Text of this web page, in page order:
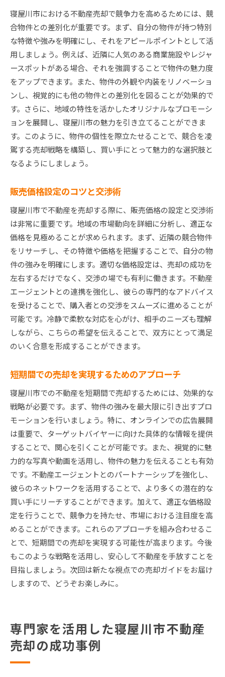
寝屋川市における不動産売却で競争力を高めるためには、競
合物件との差別化が重要です。まず、自分の物件が持つ特別
な特徴や強みを明確にし、それをアピールポイントとして活
用しましょう。例えば、近隣に人気のある商業施設やレジャ
ースポットがある場合、それを強調することで物件の魅力度
をアップできます。また、物件の外観や内装をリノベーショ
ンし、視覚的にも他の物件との差別化を図ることが効果的で
す。さらに、地域の特性を活かしたオリジナルなプロモーシ
ョンを展開し、寝屋川市の魅力を引き立てることができま
す。このように、物件の個性を際立たせることで、競合を凌
駕する売却戦略を構築し、買い手にとって魅力的な選択肢と
なるようにしましょう。
販売価格設定のコツと交渉術
寝屋川市で不動産を売却する際に、販売価格の設定と交渉術
は非常に重要です。地域の市場動向を詳細に分析し、適正な
価格を見極めることが求められます。まず、近隣の競合物件
をリサーチし、その特徴や価格を把握することで、自分の物
件の強みを明確にします。適切な価格設定は、売却の成功を
左右するだけでなく、交渉の場でも有利に働きます。不動産
エージェントとの連携を強化し、彼らの専門的なアドバイス
を受けることで、購入者との交渉をスムーズに進めることが
可能です。冷静で柔軟な対応を心がけ、相手のニーズも理解
しながら、こちらの希望を伝えることで、双方にとって満足
のいく合意を形成することができます。
短期間での売却を実現するためのアプローチ
寝屋川市での不動産を短期間で売却するためには、効果的な
戦略が必要です。まず、物件の強みを最大限に引き出すプロ
モーションを行いましょう。特に、オンラインでの広告展開
は重要で、ターゲットバイヤーに向けた具体的な情報を提供
することで、関心を引くことが可能です。また、視覚的に魅
力的な写真や動画を活用し、物件の魅力を伝えることも有効
です。不動産エージェントとのパートナーシップを強化し、
彼らのネットワークを活用することで、より多くの潜在的な
買い手にリーチすることができます。加えて、適正な価格設
定を行うことで、競争力を持たせ、市場における注目度を高
めることができます。これらのアプローチを組み合わせるこ
とで、短期間での売却を実現する可能性が高まります。今後
もこのような戦略を活用し、安心して不動産を手放すことを
目指しましょう。次回は新たな視点での売却ガイドをお届け
しますので、どうぞお楽しみに。
専門家を活用した寝屋川市不動産
売却の成功事例